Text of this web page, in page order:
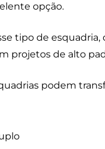
opção.
tipo de
projetos de alto
podem